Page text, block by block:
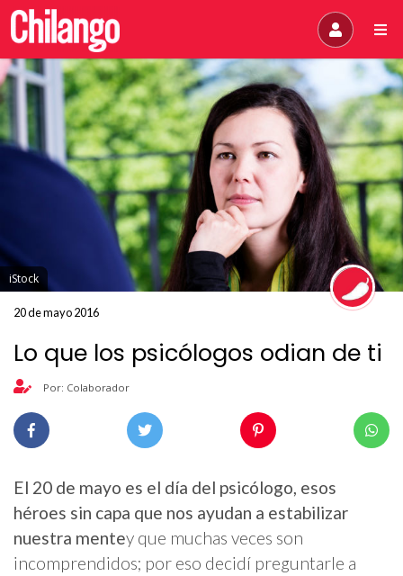
iStock
20 de mayo 2016
Lo que los psicólogos odian de ti
Por: Colaborador
El 20 de mayo es el día del psicólogo, esos
héroes sin capa que nos ayudan a estabilizar
nuestra mentey que muchas veces son
incomprendidos; por eso decidí preguntarle a